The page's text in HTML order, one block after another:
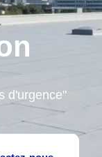
d'urgence"